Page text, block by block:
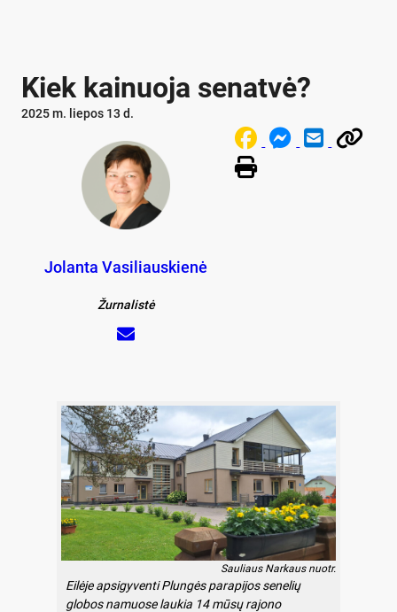
Kiek kai­nuo­ja se­nat­vė?
2025 m. liepos 13 d.
Jolanta Vasiliauskienė
Žurnalistė
Sauliaus Narkaus nuotr.
Eilėje apsigyventi Plungės parapijos senelių
globos namuose laukia 14 mūsų rajono